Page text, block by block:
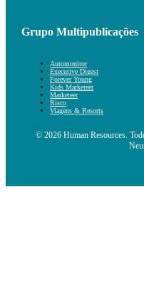
Grupo Multipublicações
Automonitor
Executive Digest
Forever Young
Kids Marketeer
Marketeer
Risco
Viagens & Resorts
© 2026 Human Resources.